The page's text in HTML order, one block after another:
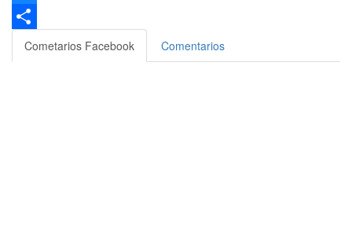
Bluesky
Compartir
Cometarios Facebook Comentarios